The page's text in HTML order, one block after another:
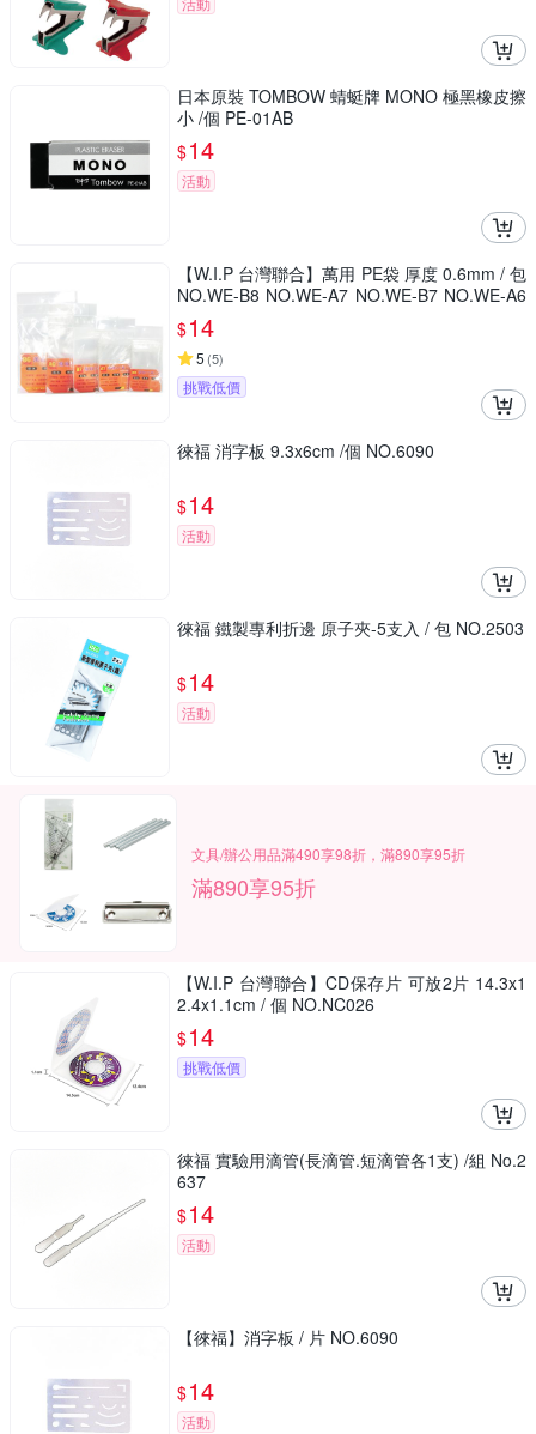
日本原裝 TOMBOW 蜻蜓牌 MONO 極黑橡皮擦
小 /個 PE-01AB
$14
活動
【W.I.P 台灣聯合】萬用 PE袋 厚度 0.6mm / 包
NO.WE-B8 NO.WE-A7 NO.WE-B7 NO.WE-A6
NO.WE-B6
$14
5 (5)
挑戰低價
徠福 消字板 9.3x6cm /個 NO.6090
$14
活動
徠福 鐵製專利折邊 原子夾-5支入 / 包 NO.2503
$14
活動
文具/辦公用品滿490享98折，滿890享95折
滿890享95折
【W.I.P 台灣聯合】CD保存片 可放2片 14.3x1
2.4x1.1cm / 個 NO.NC026
$14
挑戰低價
徠福 實驗用滴管(長滴管.短滴管各1支) /組 No.2
637
$14
活動
【徠福】消字板 / 片 NO.6090
$14
活動